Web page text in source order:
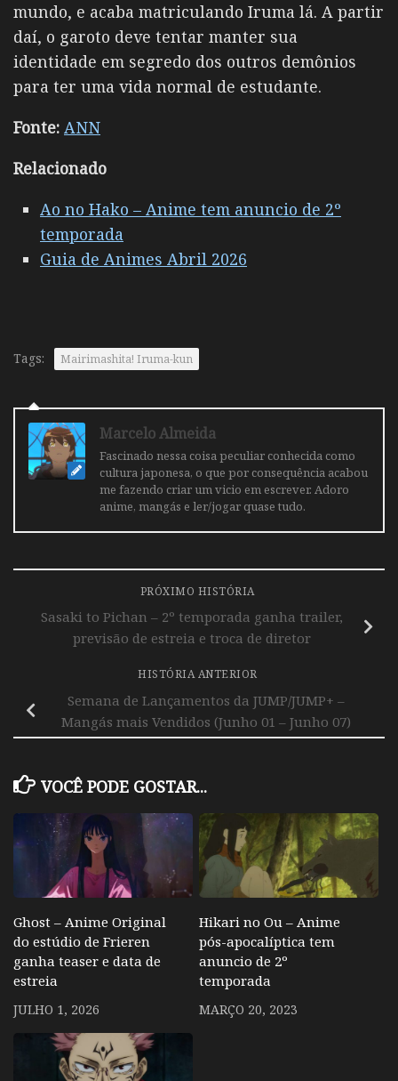
mundo, e acaba matriculando Iruma lá. A partir
daí, o garoto deve tentar manter sua
identidade em segredo dos outros demônios
para ter uma vida normal de estudante.
Fonte: ANN
Relacionado
Ao no Hako – Anime tem anuncio de 2º
temporada
Guia de Animes Abril 2026
Tags: Mairimashita! Iruma-kun
Marcelo Almeida
Fascinado nessa coisa peculiar conhecida como
cultura japonesa, o que por consequência acabou
me fazendo criar um vicio em escrever. Adoro
anime, mangás e ler/jogar quase tudo.
PRÓXIMO HISTÓRIA
Sasaki to Pichan – 2º temporada ganha trailer,
previsão de estreia e troca de diretor
HISTÓRIA ANTERIOR
Semana de Lançamentos da JUMP/JUMP+ –
Mangás mais Vendidos (Junho 01 – Junho 07)
VOCÊ PODE GOSTAR...
Ghost – Anime Original
do estúdio de Frieren
ganha teaser e data de
estreia
JULHO 1, 2026
Hikari no Ou – Anime
pós-apocalíptica tem
anuncio de 2º
temporada
MARÇO 20, 2023